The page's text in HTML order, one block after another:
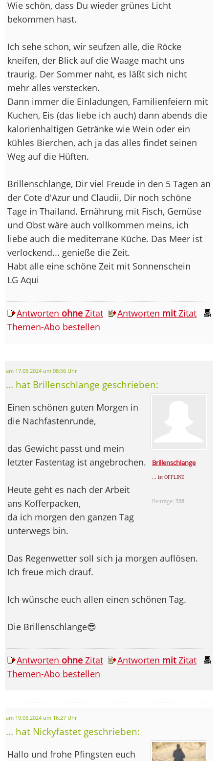
Wie schön, dass Du wieder grünes Licht
bekommen hast.
Ich sehe schon, wir seufzen alle, die Röcke
kneifen, der Blick auf die Waage macht uns
traurig. Der Sommer naht, es läßt sich nicht
mehr alles verstecken.
Dann immer die Einladungen, Familienfeiern mit
Kuchen, Eis (das liebe ich auch) dann abends die
kalorienhaltigen Getränke wie Wein oder ein
kühles Bierchen, ach ja das alles findet seinen
Weg auf die Hüften.
Brillenschlange, Dir viel Freude in den 5 Tagen an
der Cote d'Azur und Claudii, Dir noch schöne
Tage in Thailand. Ernährung mit Fisch, Gemüse
und Obst wäre auch vollkommen meins, ich
liebe auch die mediterrane Küche. Das Meer ist
verlockend... genieße die Zeit.
Habt alle eine schöne Zeit mit Sonnenschein
LG Aqui
Antworten ohne Zitat Antworten mitZitat
Themen-Abo bestellen
am 17.05.2024 um 08:56 Uhr
... hat Brillenschlange geschrieben:
Brillenschlange
... ist OFFLINE
Beiträge: 338
Einen schönen guten Morgen in
die Nachfastenrunde,
das Gewicht passt und mein
letzter Fastentag ist angebrochen.
Heute geht es nach der Arbeit
ans Kofferpacken,
da ich morgen den ganzen Tag
unterwegs bin.
Das Regenwetter soll sich ja morgen auflösen.
Ich freue mich drauf.
Ich wünsche euch allen einen schönen Tag.
Die Brillenschlange😎
Antworten ohne Zitat Antworten mitZitat
Themen-Abo bestellen
am 19.05.2024 um 16:27 Uhr
... hat Nickyfastet geschrieben:
Hallo und frohe Pfingsten euch